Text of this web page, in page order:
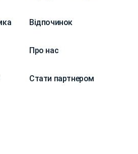
Відпочинок
Про нас
Стати партнером